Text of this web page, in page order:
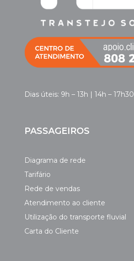
Dias úteis: 9h – 13h | 14h – 17h30
PASSAGEIROS
Diagrama de rede
Tarifário
Rede de vendas
Atendimento ao cliente
Utilização do transporte fluvial
Carta do Cliente